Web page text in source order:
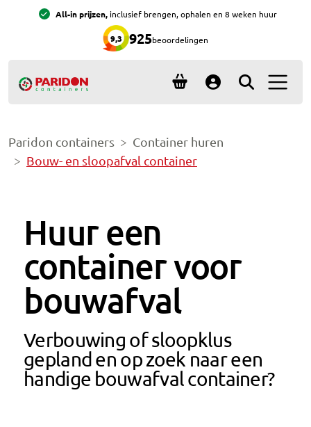
Ga naar hoofdinhoud
Ga naar footer
All-in prijzen,inclusief brengen, ophalen en 8 weken huur
9,3 925beoordelingen
Account
Paridon containers
Container huren
Bouw- en sloopafval container
Huur een
container voor
bouwafval
Verbouwing of sloopklus
gepland en op zoek naar een
handige bouwafval container?